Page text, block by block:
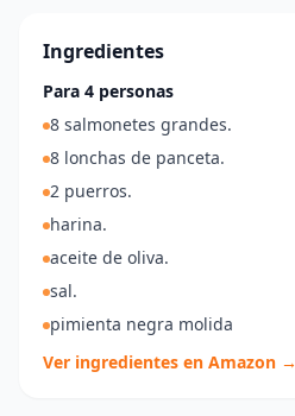
Ingredientes
Para 4 personas
8 salmonetes grandes.
8 lonchas de panceta.
2 puerros.
harina.
aceite de oliva.
sal.
pimienta negra molida
Ver ingredientes en Amazon →